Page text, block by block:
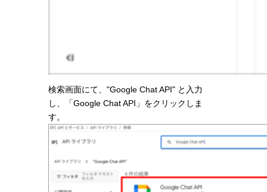
検索画面にて、"Google Chat API" と入力
し、「Google Chat API」をクリックしま
す。